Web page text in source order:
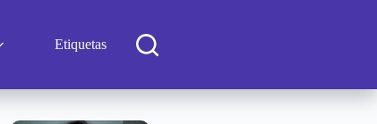
Etiquetas